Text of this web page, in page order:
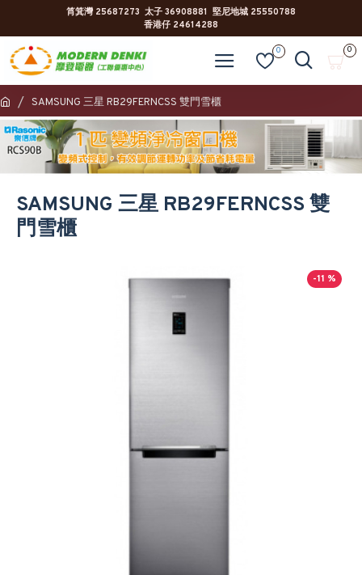
筲箕灣 25687273 太子 36908881 堅尼地城 25550788
香港仔 24614288
0 0
SAMSUNG 三星 RB29FERNCSS 雙門雪櫃
SAMSUNG 三星 RB29FERNCSS 雙
門雪櫃
-11 %